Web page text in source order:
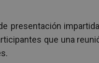
presentación
que una